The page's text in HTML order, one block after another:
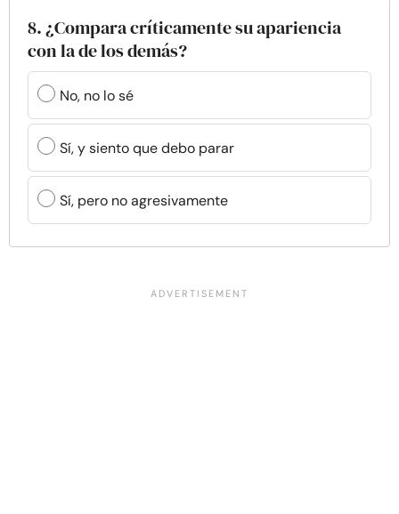
8. ¿Compara críticamente su apariencia
con la de los demás?
No, no lo sé
Sí, y siento que debo parar
Sí, pero no agresivamente